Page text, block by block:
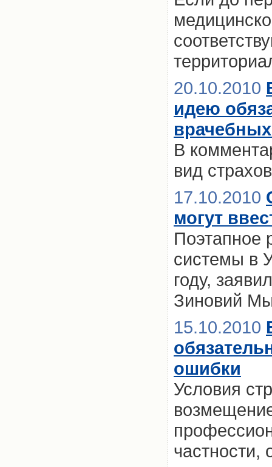
20.10.2010
идею
В
вид
17.10.2010
могут
Поэтапное
системы в
году,
Зиновий
15.10.2010
ошибки
Условия